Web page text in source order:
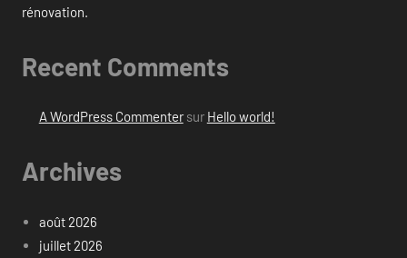
rénovation.
Recent Comments
A WordPress Commentersur Hello world!
Archives
août 2026
juillet 2026